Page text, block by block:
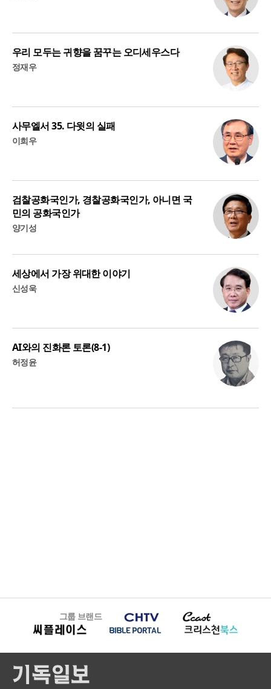
우리 모두는 귀향을 꿈꾸는 오디세우스다
정재우
사무엘서 35. 다윗의 실패
이희우
검찰공화국인가, 경찰공화국인가, 아니면 국
민의 공화국인가
양기성
세상에서 가장 위대한 이야기
신성욱
AI와의 진화론 토론(8-1)
허정윤
그룹 브랜드